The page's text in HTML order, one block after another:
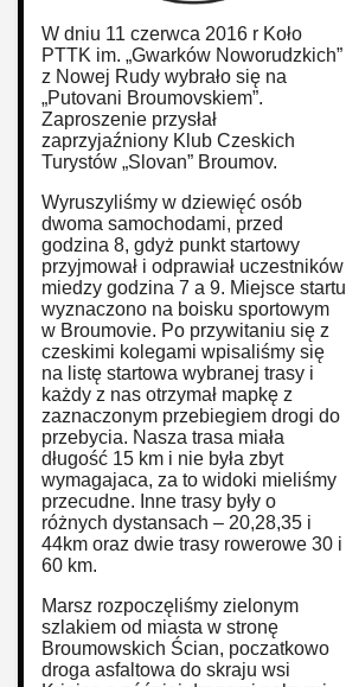
W dniu 11 czerwca 2016 r Koło
PTTK im. „Gwarków Noworudzkich”
z Nowej Rudy wybrało się na
„Putovani Broumovskiem”.
Zaproszenie przysłał
zaprzyjaźniony Klub Czeskich
Turystów „Slovan” Broumov.
Wyruszyliśmy w dziewięć osób
dwoma samochodami, przed
godzina 8, gdyż punkt startowy
przyjmował i odprawiał uczestników
miedzy godzina 7 a 9. Miejsce startu
wyznaczono na boisku sportowym
w Broumovie. Po przywitaniu się z
czeskimi kolegami wpisaliśmy się
na listę startowa wybranej trasy i
każdy z nas otrzymał mapkę z
zaznaczonym przebiegiem drogi do
przebycia. Nasza trasa miała
długość 15 km i nie była zbyt
wymagajaca, za to widoki mieliśmy
przecudne. Inne trasy były o
różnych dystansach – 20,28,35 i
44km oraz dwie trasy rowerowe 30 i
60 km.
Marsz rozpoczęliśmy zielonym
szlakiem od miasta w stronę
Broumowskich Ścian, poczatkowo
droga asfaltowa do skraju wsi